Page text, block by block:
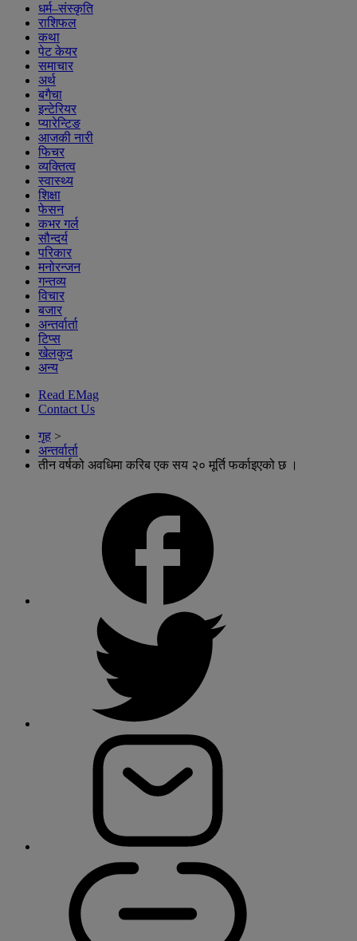
धर्म–संस्कृति
राशिफल
कथा
पेट केयर
समाचार
अर्थ
बगैचा
इन्टेरियर
प्यारेन्टिङ
आजकी नारी
फिचर
व्यक्तित्व
स्वास्थ्य
शिक्षा
फेसन
कभर गर्ल
सौन्दर्य
परिकार
मनोरन्जन
गन्तव्य
विचार
बजार
अन्तर्वार्ता
टिप्स
खेलकुद
अन्य
Read EMag
Contact Us
गृह >
अन्तर्वार्ता
तीन वर्षको अवधिमा करिब एक सय २० मूर्ति फर्काइएको छ ।